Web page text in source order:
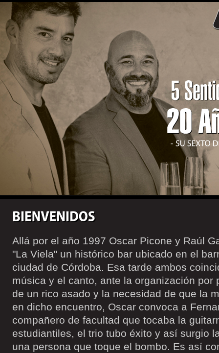
Allá por el año 1997 Oscar Picone y Raúl
"La Viela" un histórico bar ubicado en el
ciudad de Córdoba. Esa tarde ambos
música y el canto, ante la organización por
de un rico asado y la necesidad de que la
en dicho encuentro, Oscar convoca a
compañero de facultad que tocaba la
estudiantiles, el trio tubo éxito y así surgio
una persona que toque el bombo. Es así